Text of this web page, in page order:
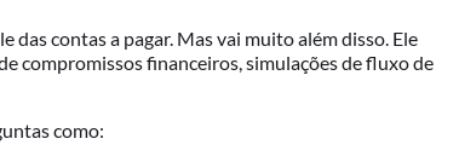
contas a pagar. Mas vai muito além disso. Ele
compromissos financeiros, simulações de fluxo de
como: